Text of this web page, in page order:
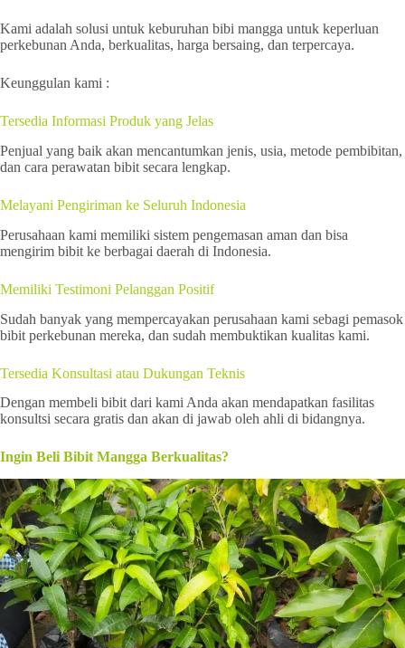
Kami adalah solusi untuk keburuhan bibi mangga untuk keperluan
perkebunan Anda, berkualitas, harga bersaing, dan terpercaya.
Keunggulan kami :
Tersedia Informasi Produk yang Jelas
Penjual yang baik akan mencantumkan jenis, usia, metode pembibitan,
dan cara perawatan bibit secara lengkap.
Melayani Pengiriman ke Seluruh Indonesia
Perusahaan kami memiliki sistem pengemasan aman dan bisa
mengirim bibit ke berbagai daerah di Indonesia.
Memiliki Testimoni Pelanggan Positif
Sudah banyak yang mempercayakan perusahaan kami sebagi pemasok
bibit perkebunan mereka, dan sudah membuktikan kualitas kami.
Tersedia Konsultasi atau Dukungan Teknis
Dengan membeli bibit dari kami Anda akan mendapatkan fasilitas
konsultsi secara gratis dan akan di jawab oleh ahli di bidangnya.
Ingin Beli Bibit Mangga Berkualitas?